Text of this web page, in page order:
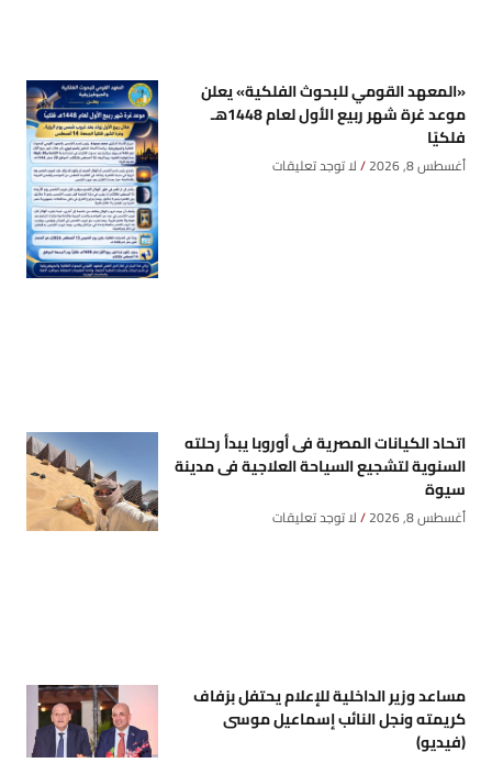
«المعهد القومي للبحوث الفلكية» يعلن
موعد غرة شهر ربيع الأول لعام 1448هـ
فلكيًا
أغسطس 8, 2026 لا توجد تعليقات
اتحاد الكيانات المصرية فى أوروبا يبدأ رحلته
السنوية لتشجيع السياحة العلاجية فى مدينة
سيوة
أغسطس 8, 2026 لا توجد تعليقات
مساعد وزير الداخلية للإعلام يحتفل بزفاف
كريمته ونجل النائب إسماعيل موسى
(فيديو)